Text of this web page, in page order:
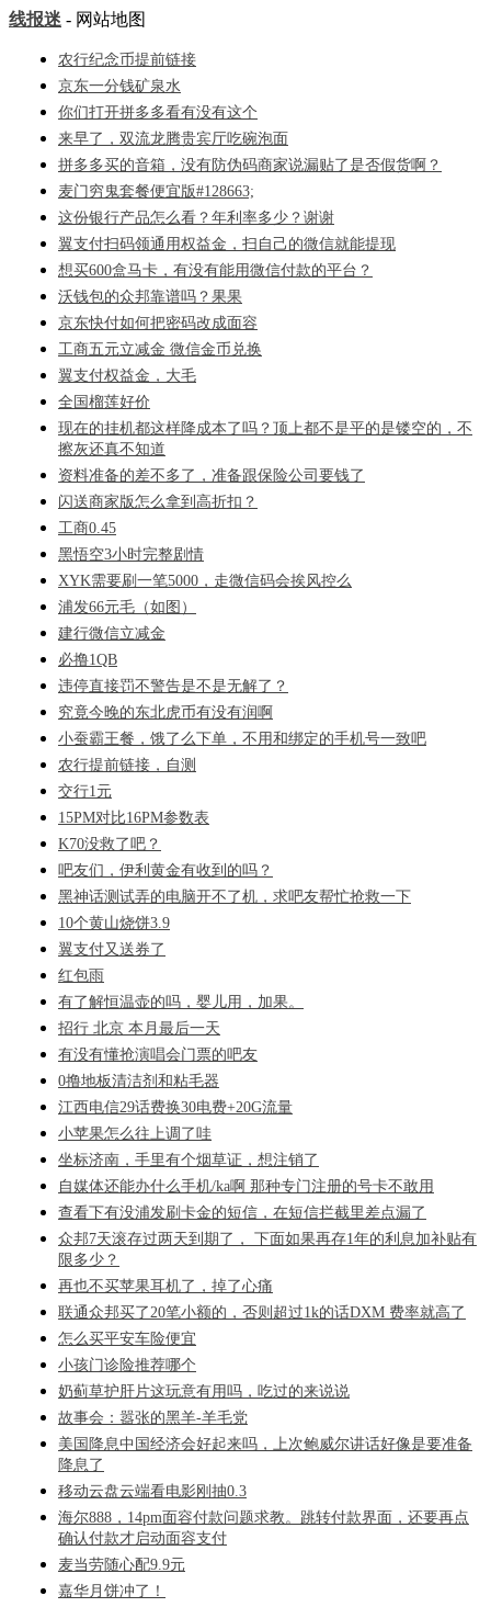
线报迷 - 网站地图
农行纪念币提前链接
京东一分钱矿泉水
你们打开拼多多看有没有这个
来早了，双流龙腾贵宾厅吃碗泡面
拼多多买的音箱，没有防伪码商家说漏贴了是否假货啊？
麦门穷鬼套餐便宜版#128663;
这份银行产品怎么看？年利率多少？谢谢
翼支付扫码领通用权益金，扫自己的微信就能提现
想买600盒马卡，有没有能用微信付款的平台？
沃钱包的众邦靠谱吗？果果
京东快付如何把密码改成面容
工商五元立减金 微信金币兑换
翼支付权益金，大毛
全国榴莲好价
现在的挂机都这样降成本了吗？顶上都不是平的是镂空的，不
擦灰还真不知道
资料准备的差不多了，准备跟保险公司要钱了
闪送商家版怎么拿到高折扣？
工商0.45
黑悟空3小时完整剧情
XYK需要刷一笔5000，走微信码会挨风控么
浦发66元毛（如图）
建行微信立减金
必撸1QB
违停直接罚不警告是不是无解了？
究竟今晚的东北虎币有没有润啊
小蚕霸王餐，饿了么下单，不用和绑定的手机号一致吧
农行提前链接，自测
交行1元
15PM对比16PM参数表
K70没救了吧？
吧友们，伊利黄金有收到的吗？
黑神话测试弄的电脑开不了机，求吧友帮忙抢救一下
10个黄山烧饼3.9
翼支付又送券了
红包雨
有了解恒温壶的吗，婴儿用，加果。
招行 北京 本月最后一天
有没有懂抢演唱会门票的吧友
0撸地板清洁剂和粘毛器
江西电信29话费换30电费+20G流量
小苹果怎么往上调了哇
坐标济南，手里有个烟草证，想注销了
自媒体还能办什么手机/ka啊 那种专门注册的号卡不敢用
查看下有没浦发刷卡金的短信，在短信拦截里差点漏了
众邦7天滚存过两天到期了， 下面如果再存1年的利息加补贴有
限多少？
再也不买苹果耳机了，掉了心痛
联通众邦买了20笔小额的，否则超过1k的话DXM 费率就高了
怎么买平安车险便宜
小孩门诊险推荐哪个
奶蓟草护肝片这玩意有用吗，吃过的来说说
故事会：嚣张的黑羊-羊毛党
美国降息中国经济会好起来吗，上次鲍威尔讲话好像是要准备
降息了
移动云盘云端看电影刚抽0.3
海尔888，14pm面容付款问题求教。跳转付款界面，还要再点
确认付款才启动面容支付
麦当劳随心配9.9元
嘉华月饼冲了！